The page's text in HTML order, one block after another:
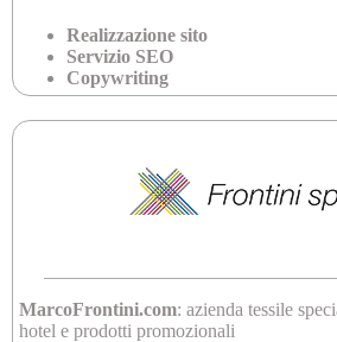
Realizzazione sito
Servizio SEO
Copywriting
MarcoFrontini.com: azienda tessile
hotel e prodotti promozionali